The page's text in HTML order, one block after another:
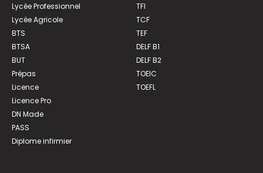
Lycée Professionnel
Lycée Agricole
BTS
BTSA
BUT
Prépas
Licence
Licence Pro
DN Made
PASS
Diplome infirmier
TFI
TCF
TEF
DELF B1
DELF B2
TOEIC
TOEFL